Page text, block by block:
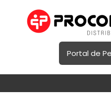
Portal de